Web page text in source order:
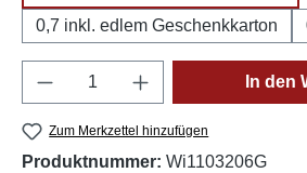
0,7 inkl. edlem Geschenkkarton
Produkt Anzahl: Gib den
In den
Zum Merkzettel hinzufügen
Produktnummer: Wi1103206G